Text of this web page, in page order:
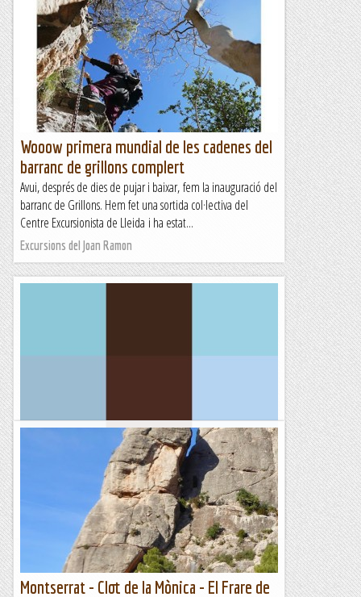
Des de ben petit, cada vegada que pujava per la carretera de
Coll de Port (direcció Tuixent) la vista buscava un petit roc
que apareixia com per art de màgia enmig del bosc....
Romàntic Guerrer
Wooow primera mundial de les cadenes del
barranc de grillons complert
Avui, després de dies de pujar i baixar, fem la inauguració del
barranc de Grillons. Hem fet una sortida col·lectiva del
Centre Excursionista de Lleida i ha estat...
Excursions del Joan Ramon
Via normal al cavall
DISSABTE, 25 DE MARÇ DE 2023Fa unes setmanes en un dels
esmorzars de forquilla que fem la colla d'escaladors d'Olesa i
Esparreguera va venir l'Antonio amb qui hem...
Montserrat - Clot de la Mònica - El Frare de